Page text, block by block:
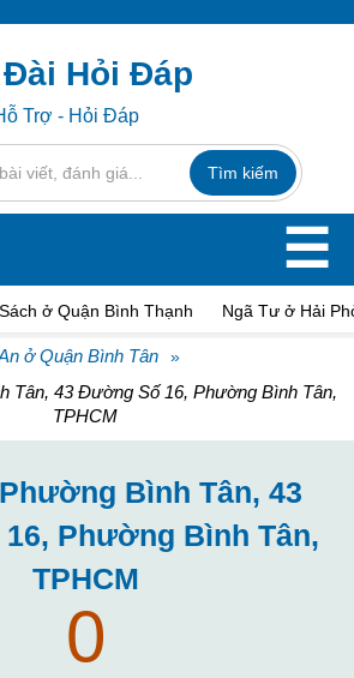
Hỏi Đáp
Trợ - Hỏi Đáp
☰
ở Quận Bình Thạnh Ngã Tư ở Hải
ở Quận Bình Tân »
Tân, 43 Đường Số 16, Phường Bình Tân,
TPHCM
Bình Tân, 43
Phường Bình Tân,
TPHCM
0